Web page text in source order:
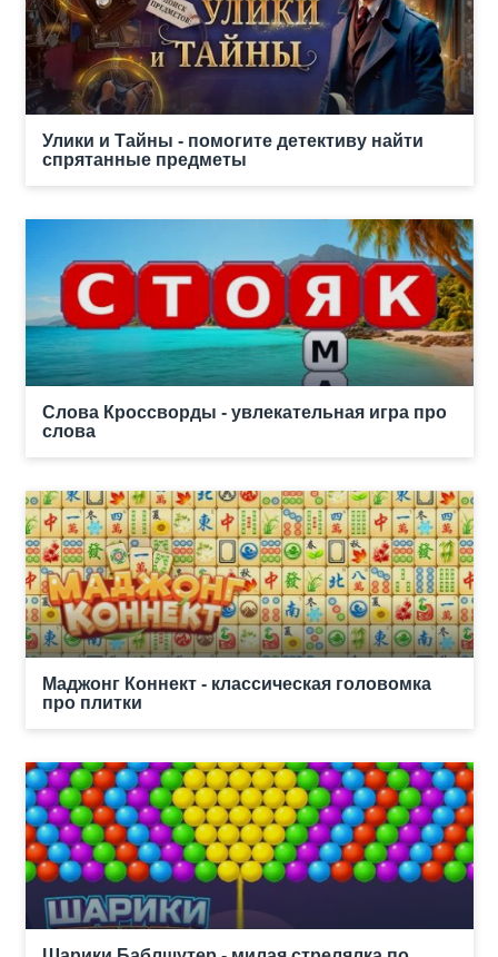
Улики и Тайны - помогите детективу найти
спрятанные предметы
Слова Кроссворды - увлекательная игра про
слова
Маджонг Коннект - классическая головомка
про плитки